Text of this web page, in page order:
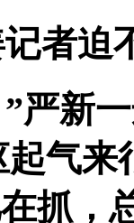
迫
新一
气
抓，